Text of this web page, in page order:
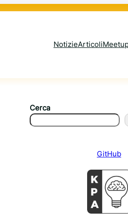
NotizieArticoli
Cerca
GitHub